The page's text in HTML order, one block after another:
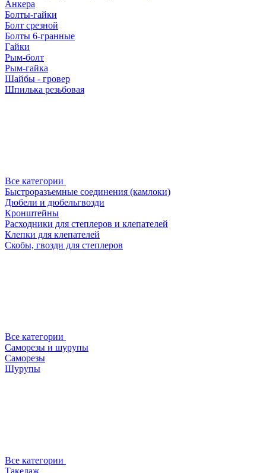
Анкера
Болты-гайки
Болт срезной
Болты 6-гранные
Гайки
Рым-болт
Рым-гайка
Шайбы - гровер
Шпилька резьбовая
Все категории
Быстроразъемные соединения (камлоки)
Дюбели и дюбельгвозди
Кронштейны
Расходники для степлеров и клепателей
Клепки для клепателей
Скобы, гвозди для степлеров
Все категории
Саморезы и шурупы
Саморезы
Шурупы
Все категории
Такелаж